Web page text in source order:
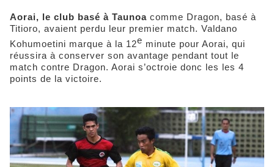
Aorai, le club basé à Taunoa comme Dragon, basé à
Titioro, avaient perdu leur premier match. Valdano
Kohumoetini marque à la 12e minute pour Aorai, qui
réussira à conserver son avantage pendant tout le
match contre Dragon. Aorai s’octroie donc les les 4
points de la victoire.